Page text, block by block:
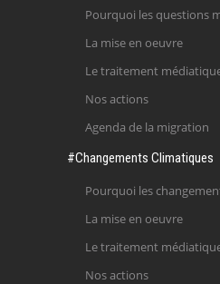
Pourquoi les questions
La mise en oeuvre
Le traitement
Nos actions
Agenda de la migration
#Changements Climatiques
Pourquoi les
La mise en oeuvre
Le traitement
Nos actions